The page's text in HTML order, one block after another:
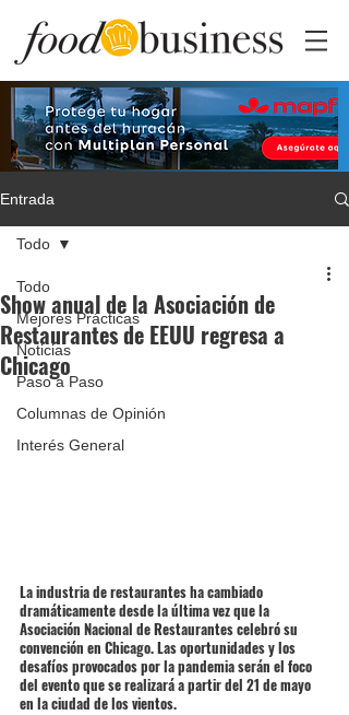
Entrada
Todo
Mejores Prácticas
Noticias
Paso a Paso
Columnas de Opinión
Interés General
Todo
Show anual de la Asociación de
Restaurantes de EEUU regresa a
Chicago
La industria de restaurantes ha cambiado
dramáticamente desde la última vez que la
Asociación Nacional de Restaurantes celebró su
convención en Chicago. Las oportunidades y los
desafíos provocados por la pandemia serán el foco
del evento que se realizará a partir del 21 de mayo
en la ciudad de los vientos.